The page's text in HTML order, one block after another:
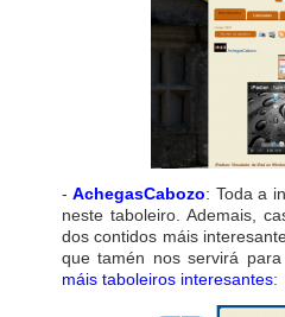
-AchegasCabozo: Toda a
neste taboleiro. Ademais,
dos contidos máis
que tamén nos servirá
máis taboleiros interesantes: